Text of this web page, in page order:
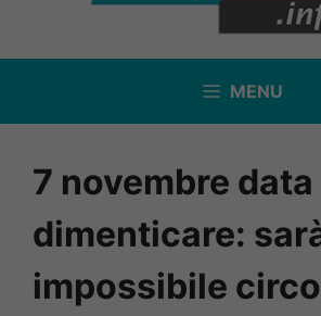
contenuto
MENU
7 novembre data
dimenticare:
impossibile